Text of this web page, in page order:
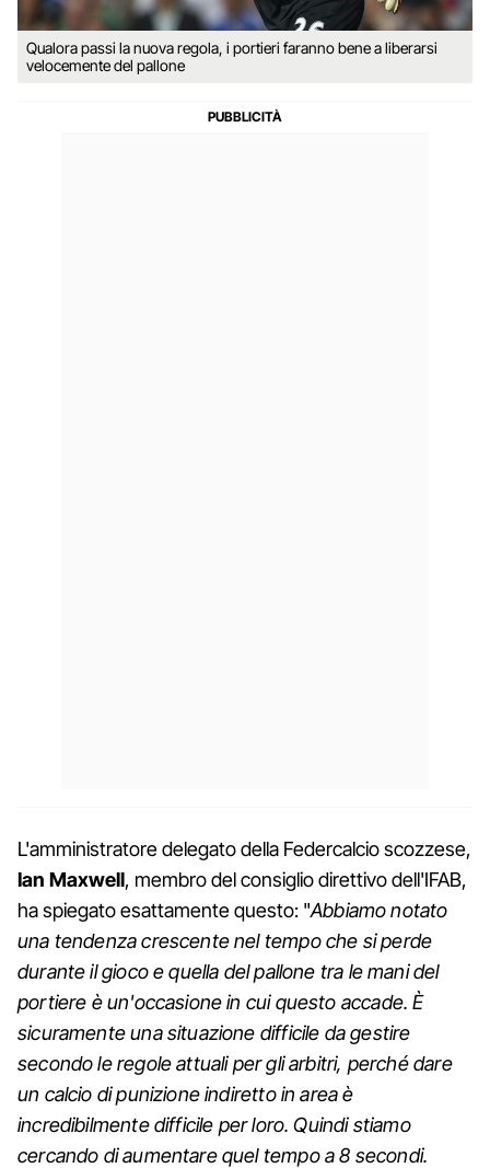
Qualora passi la nuova regola, i portieri faranno bene a liberarsi
velocemente del pallone
L'amministratore delegato della Federcalcio scozzese,
Ian Maxwell, membro del consiglio direttivo dell'IFAB,
ha spiegato esattamente questo: "Abbiamo notato
una tendenza crescente nel tempo che si perde
durante il gioco e quella del pallone tra le mani del
portiere è un'occasione in cui questo accade. È
sicuramente una situazione difficile da gestire
secondo le regole attuali per gli arbitri, perché dare
un calcio di punizione indiretto in area è
incredibilmente difficile per loro. Quindi stiamo
cercando di aumentare quel tempo a 8 secondi.